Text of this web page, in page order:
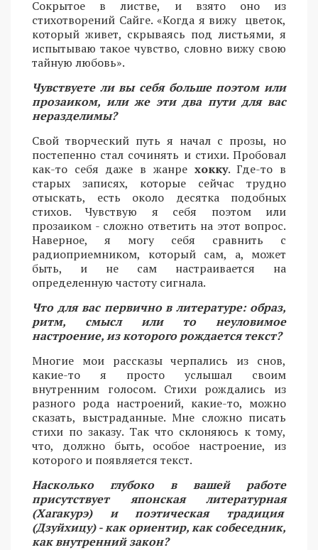
Сокрытое в листве, и взято оно из
стихотворений Сайге. «Когда я вижу цветок,
который живет, скрываясь под листьями, я
испытываю такое чувство, словно вижу свою
тайную любовь».
Чувствуете ли вы себя больше поэтом или
прозаиком, или же эти два пути для вас
неразделимы?
Свой творческий путь я начал с прозы, но
постепенно стал сочинять и стихи. Пробовал
как-то себя даже в жанре хокку. Где-то в
старых записях, которые сейчас трудно
отыскать, есть около десятка подобных
стихов. Чувствую я себя поэтом или
прозаиком - сложно ответить на этот вопрос.
Наверное, я могу себя сравнить с
радиоприемником, который сам, а, может
быть, и не сам настраивается на
определенную частоту сигнала.
Что для вас первично в литературе: образ,
ритм, смысл или то неуловимое
настроение, из которого рождается текст?
Многие мои рассказы черпались из снов,
какие-то я просто услышал своим
внутренним голосом. Стихи рождались из
разного рода настроений, какие-то, можно
сказать, выстраданные. Мне сложно писать
стихи по заказу. Так что склоняюсь к тому,
что, должно быть, особое настроение, из
которого и появляется текст.
Насколько глубоко в вашей работе
присутствует японская литературная
(Хагакурэ) и поэтическая традиция
(Дзуйхицу) - как ориентир, как собеседник,
как внутренний закон?